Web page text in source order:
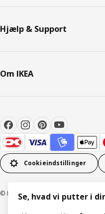
Hjælp & Support
Om IKEA
Cookieindstillinger
© Inter IKEA Systems B.V. 1999-2026
Se, hvad vi putter i